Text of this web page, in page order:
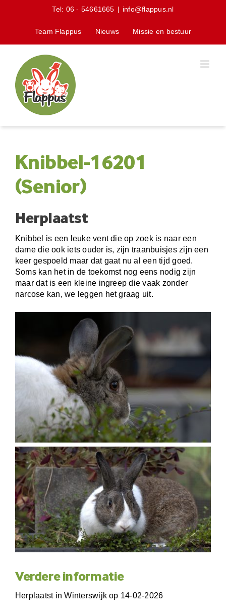
Tel: 06 - 54661665 | info@flappus.nl
Team Flappus Nieuws Missie en bestuur
Knibbel-16201
(Senior)
Herplaatst
Knibbel is een leuke vent die op zoek is naar een
dame die ook iets ouder is, zijn traanbuisjes zijn een
keer gespoeld maar dat gaat nu al een tijd goed.
Soms kan het in de toekomst nog eens nodig zijn
maar dat is een kleine ingreep die vaak zonder
narcose kan, we leggen het graag uit.
Verdere informatie
Herplaatst in Winterswijk op 14-02-2026